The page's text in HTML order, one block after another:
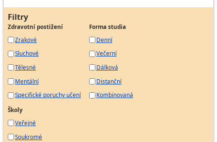
Filtry
Zdravotní postižení
Zrakové
Sluchové
Tělesné
Mentální
Specifické poruchy učení
Forma studia
Denní
Večerní
Dálková
Distanční
Kombinovaná
Školy
Veřejné
Soukromé